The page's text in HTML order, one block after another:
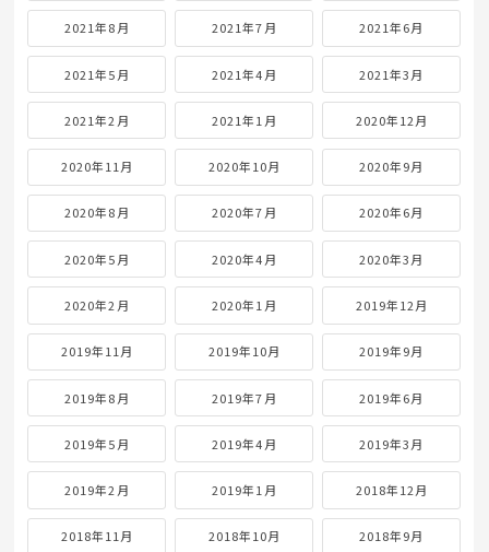
2021年8月 2021年7月 2021年6月
2021年5月 2021年4月 2021年3月
2021年2月 2021年1月 2020年12月
2020年11月 2020年10月 2020年9月
2020年8月 2020年7月 2020年6月
2020年5月 2020年4月 2020年3月
2020年2月 2020年1月 2019年12月
2019年11月 2019年10月 2019年9月
2019年8月 2019年7月 2019年6月
2019年5月 2019年4月 2019年3月
2019年2月 2019年1月 2018年12月
2018年11月 2018年10月 2018年9月